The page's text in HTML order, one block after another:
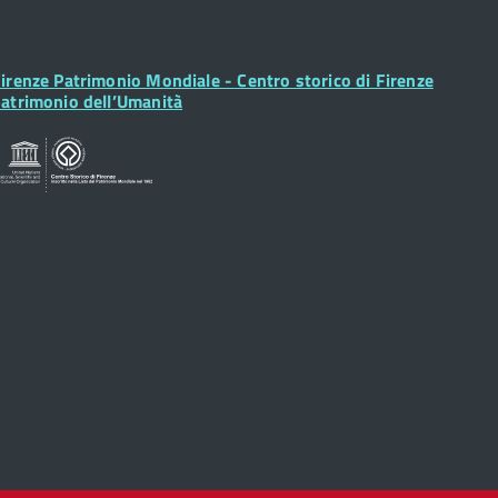
Patrimonio Mondiale - Centro storico di Firenze
dell’Umanità